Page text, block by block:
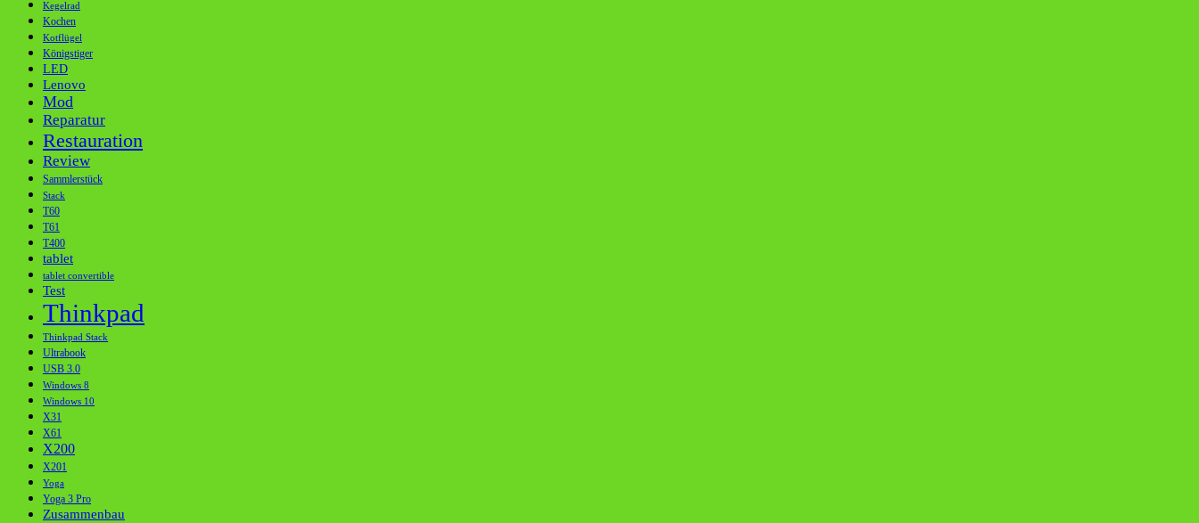
Kegelrad
Kochen
Kotflügel
Königstiger
LED
Lenovo
Mod
Reparatur
Restauration
Review
Sammlerstück
Stack
T60
T61
T400
tablet
tablet convertible
Test
Thinkpad
Thinkpad Stack
Ultrabook
USB 3.0
Windows 8
Windows 10
X31
X61
X200
X201
Yoga
Yoga 3 Pro
Zusammenbau